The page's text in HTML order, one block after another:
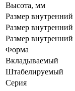
Высота, мм
Размер внутренний
Размер
Размер
Форма
Вкладываемый
Штабелируемый
Серия